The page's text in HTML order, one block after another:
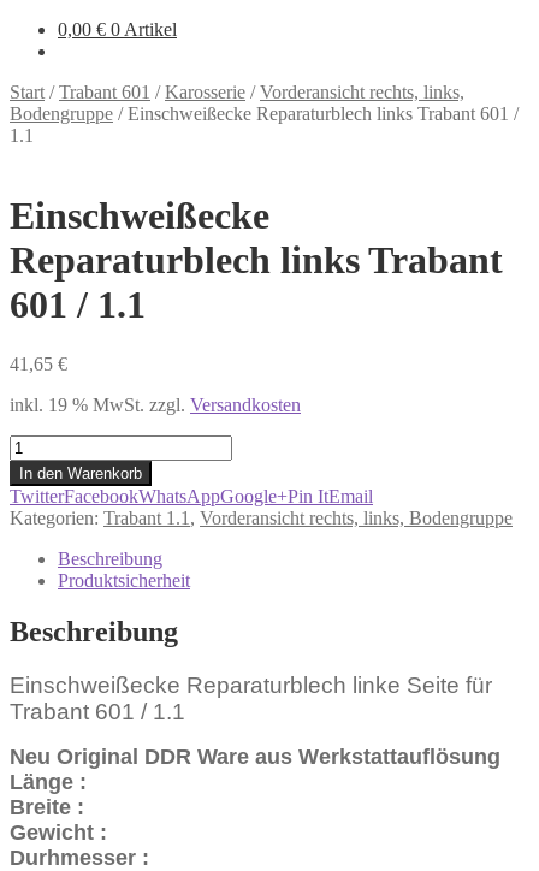
0,00 € 0 Artikel
Start /Trabant 601 /Karosserie /Vorderansicht rechts, links,
Bodengruppe /Einschweißecke Reparaturblech links Trabant 601 /
1.1
Einschweißecke
Reparaturblech links Trabant
601 / 1.1
41,65 €
inkl. 19 % MwSt. zzgl. Versandkosten
Einschweißecke
Reparaturblech
links
Trabant
601
Menge
In den Warenkorb
TwitterFacebookWhatsAppGoogle+Pin ItEmail
Kategorien: Trabant 1.1 , Vorderansicht rechts, links, Bodengruppe
Beschreibung
Produktsicherheit
Beschreibung
Einschweißecke Reparaturblech linke Seite für
Trabant 601 / 1.1
Neu Original DDR Ware aus Werkstattauflösung
Länge :
Breite :
Gewicht :
Durhmesser :